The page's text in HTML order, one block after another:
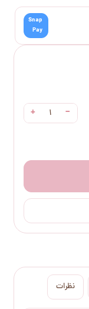
−
+
Snap
Pay
نظرات